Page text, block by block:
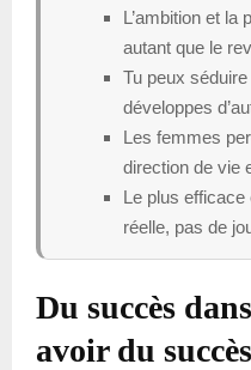
L’ambition et
autant que le
Tu peux
développes
Les femmes
direction de vie
Le plus
réelle, pas de
Du succès
avoir du